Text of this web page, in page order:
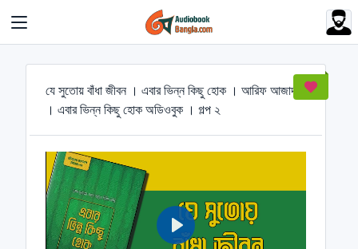
যে সুতোয় বাঁধা জীবন । এবার ভিন্ন কিছু হোক । আরিফ আজাদ
। এবার ভিন্ন কিছু হোক অডিওবুক । গল্প ২
P